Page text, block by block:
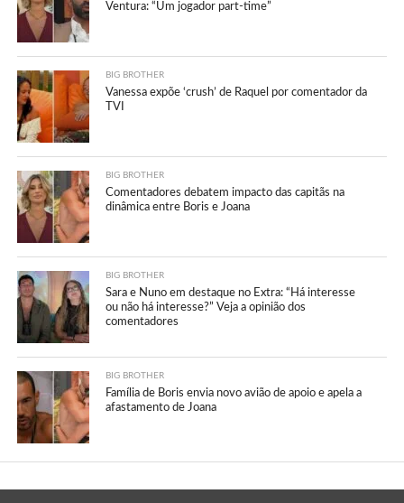
Ventura: “Um jogador part-time”
BIG BROTHER
Vanessa expõe ‘crush’ de Raquel por comentador da
TVI
BIG BROTHER
Comentadores debatem impacto das capitãs na
dinâmica entre Boris e Joana
BIG BROTHER
Sara e Nuno em destaque no Extra: “Há interesse
ou não há interesse?” Veja a opinião dos
comentadores
BIG BROTHER
Família de Boris envia novo avião de apoio e apela a
afastamento de Joana